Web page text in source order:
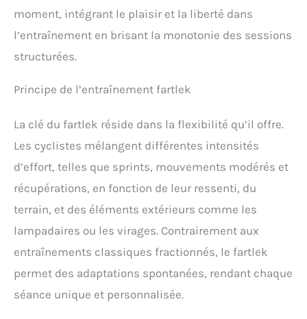
moment, intégrant le plaisir et la liberté dans
l’entraînement en brisant la monotonie des sessions
structurées.
Principe de l’entraînement fartlek
La clé du fartlek réside dans la flexibilité qu’il offre.
Les cyclistes mélangent différentes intensités
d’effort, telles que sprints, mouvements modérés et
récupérations, en fonction de leur ressenti, du
terrain, et des éléments extérieurs comme les
lampadaires ou les virages. Contrairement aux
entraînements classiques fractionnés, le fartlek
permet des adaptations spontanées, rendant chaque
séance unique et personnalisée.